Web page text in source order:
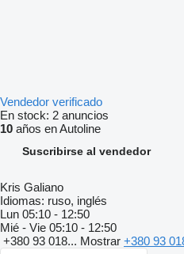
Vendedor verificado
En stock: 2 anuncios
10 años en Autoline
Suscribirse al vendedor
Kris Galiano
Idiomas: ruso, inglés
Lun 05:10 - 12:50
Mié - Vie 05:10 - 12:50
+380 93 018... Mostrar +380 93